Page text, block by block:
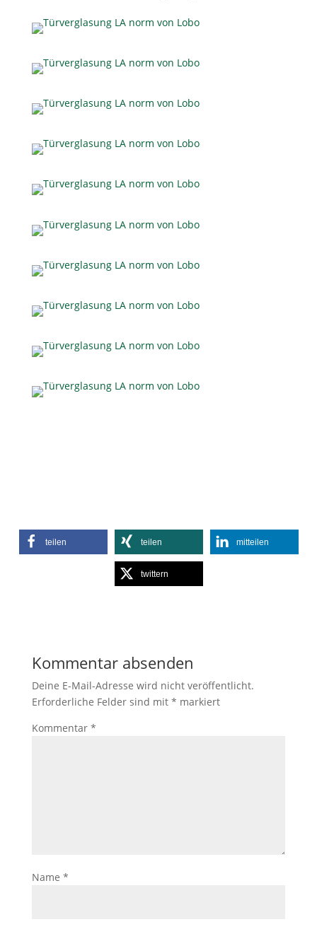
teilen teilen mitteilen
twittern
Kommentar absenden
Deine E-Mail-Adresse wird nicht veröffentlicht.
Erforderliche Felder sind mit * markiert
Kommentar *
Name *